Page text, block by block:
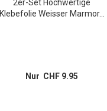
2er-Set Hochwertige
Klebefolie Weisser Marmor...
Nur CHF 9.95